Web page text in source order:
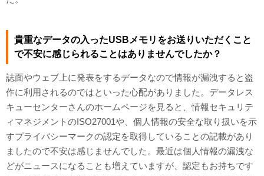
貴重なデータの入ったUSBメモリをお送りいただくこと
で不安に感じられることはありませんでしたか？
誌面やウェブ上に発表をするデータなので情報が漏洩すると盗
作に利用されるのではといった心配がありました。データレス
キューセンターさんのホームページを見ると、情報セキュリテ
ィマネジメントのISO27001や、個人情報の安全な取り扱いを示
すプライバシーマークの認定を取得していることの記載があり
ましたので不安は感じませんでした。最近は個人情報の漏洩な
どがニュースになることも増えていますが、認定もお持ちです